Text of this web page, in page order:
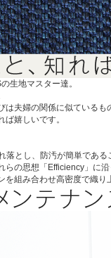
生地マスター達。
は夫婦の関係に似ているも
嬉しいです。
落とし、防汚が簡単であ
らの思想「Efficiency」に
を組み合わせ高密度で織